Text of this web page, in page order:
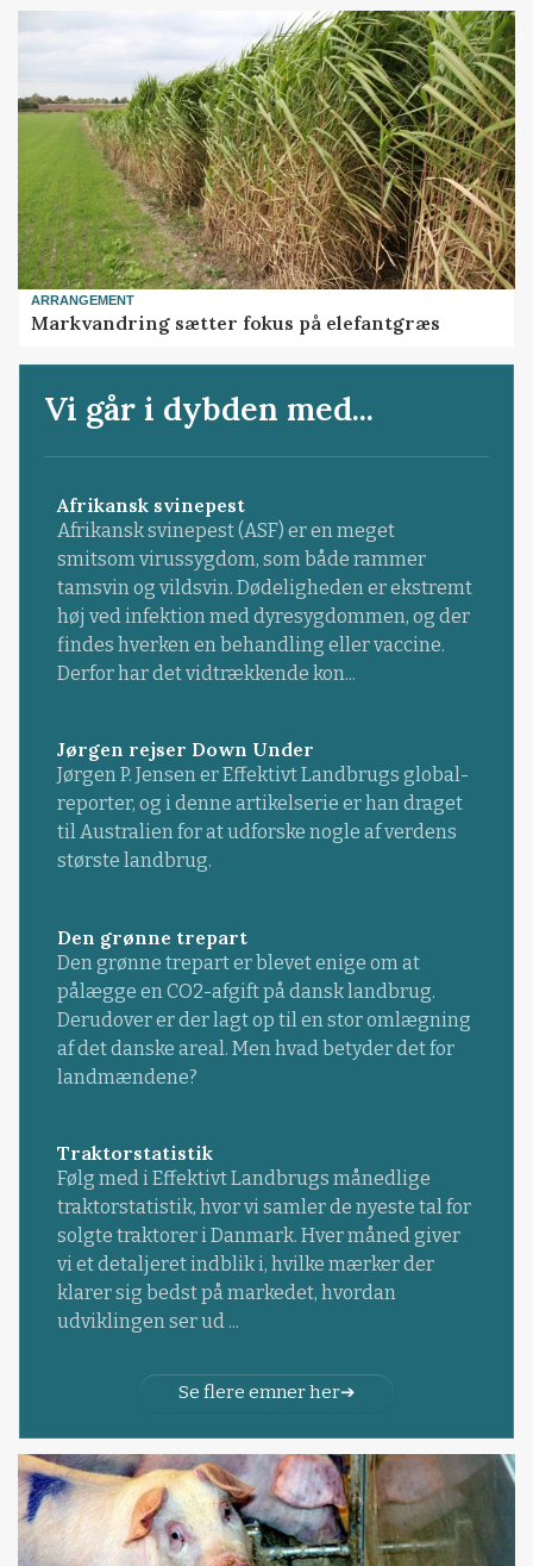
ARRANGEMENT
Markvandring sætter fokus på elefantgræs
Vi går i dybden med...
Afrikansk svinepest
Afrikansk svinepest (ASF) er en meget
smitsom virussygdom, som både rammer
tamsvin og vildsvin. Dødeligheden er ekstremt
høj ved infektion med dyresygdommen, og der
findes hverken en behandling eller vaccine.
Derfor har det vidtrækkende kon...
Jørgen rejser Down Under
Jørgen P. Jensen er Effektivt Landbrugs global-
reporter, og i denne artikelserie er han draget
til Australien for at udforske nogle af verdens
største landbrug.
Den grønne trepart
Den grønne trepart er blevet enige om at
pålægge en CO2-afgift på dansk landbrug.
Derudover er der lagt op til en stor omlægning
af det danske areal. Men hvad betyder det for
landmændene?
Traktorstatistik
Følg med i Effektivt Landbrugs månedlige
traktorstatistik, hvor vi samler de nyeste tal for
solgte traktorer i Danmark. Hver måned giver
vi et detaljeret indblik i, hvilke mærker der
klarer sig bedst på markedet, hvordan
udviklingen ser ud ...
Se flere emner her